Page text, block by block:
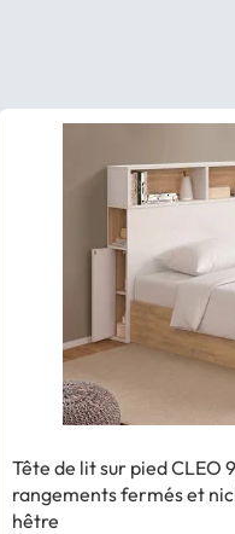
Tête de lit sur pied CLEO
rangements fermés et
hêtre